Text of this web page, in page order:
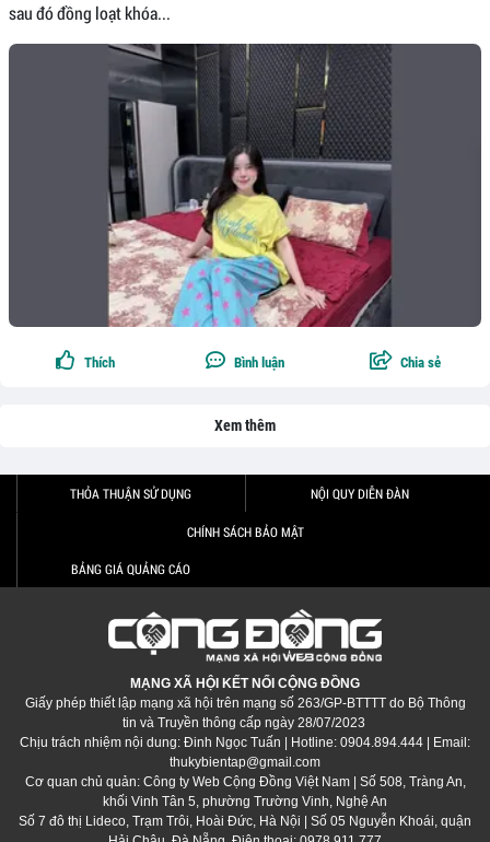
sau đó đồng loạt khóa...
Thích Bình luận Chia sẻ
Xem thêm
THỎA THUẬN SỬ DỤNG NỘI QUY DIỄN ĐÀN
CHÍNH SÁCH BẢO MẬT
BẢNG GIÁ QUẢNG CÁO
MẠNG XÃ HỘI KẾT NỐI CỘNG ĐỒNG
Giấy phép thiết lập mạng xã hội trên mạng số 263/GP-BTTTT do Bộ Thông
tin và Truyền thông cấp ngày 28/07/2023
Chịu trách nhiệm nội dung: Đinh Ngọc Tuấn | Hotline: 0904.894.444 | Email:
thukybientap@gmail.com
Cơ quan chủ quản: Công ty Web Cộng Đồng Việt Nam | Số 508, Tràng An,
khối Vinh Tân 5, phường Trường Vinh, Nghệ An
Số 7 đô thị Lideco, Trạm Trôi, Hoài Đức, Hà Nội | Số 05 Nguyễn Khoái, quận